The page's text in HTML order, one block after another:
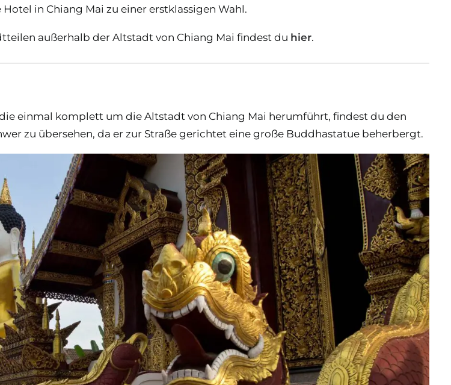
in Chiang Mai zu einer erstklassigen Wahl.
außerhalb der Altstadt von Chiang Mai findest du hier.
einmal komplett um die Altstadt von Chiang Mai herumführt, findest du den
zu übersehen, da er zur Straße gerichtet eine große Buddhastatue beherbergt.